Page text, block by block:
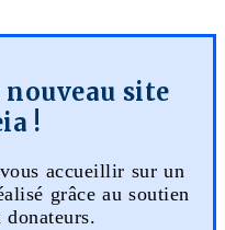
site
!
accueillir sur un
grâce au soutien
donateurs.